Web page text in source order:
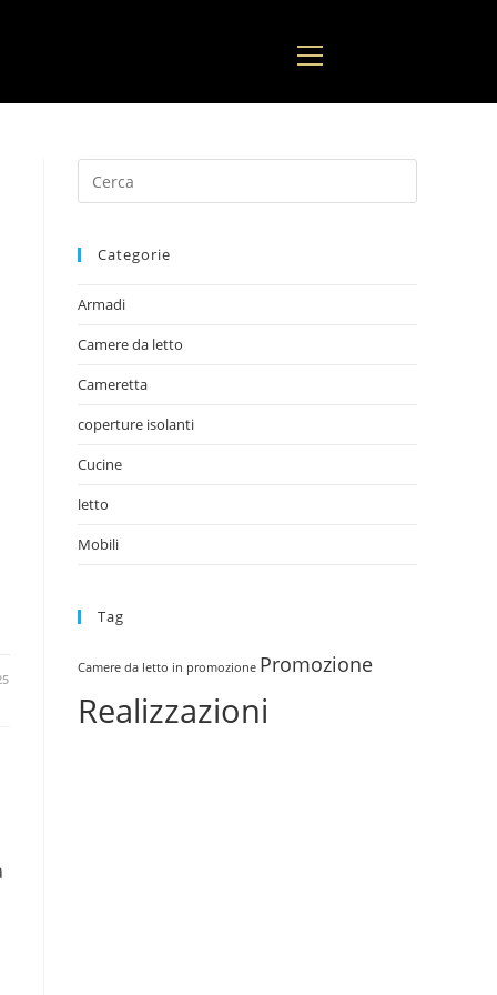
Categorie
Armadi
Camere da letto
Cameretta
coperture isolanti
Cucine
letto
Mobili
Tag
Camere da letto in promozione Promozione
Realizzazioni